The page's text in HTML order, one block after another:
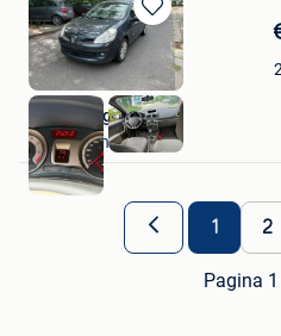
Bewaren
in
Mijn
Favorieten
Auto Village
Zwijndrecht
1 2
Pagina